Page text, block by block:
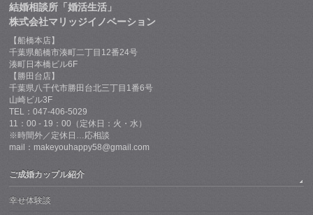
結婚相談所「婚活生活」
株式会社マリッジイノベーション
【船橋本店】
千葉県船橋市湊町二丁目12番24号
湊町日本橋ビル6F
【勝田台店】
千葉県八千代市勝田台北三丁目1番6号
山崎ビル3F
TEL：047-406-5029
11：00 - 19：00（定休日：火・水）
※時間外／定休日…応相談
mail：makeyouhappy58@gmail.com
ご成婚カップル紹介
幸せ体験談